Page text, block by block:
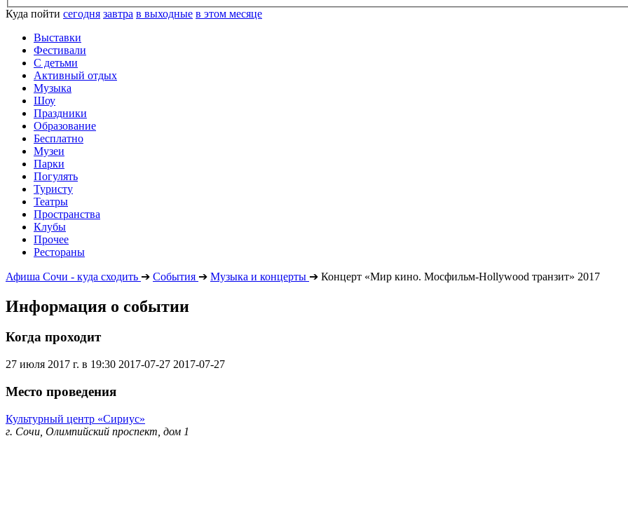
Куда пойти сегодня завтра в выходные в этом месяце
Выставки
Фестивали
С детьми
Активный отдых
Музыка
Шоу
Праздники
Образование
Бесплатно
Музеи
Парки
Погулять
Туристу
Театры
Пространства
Клубы
Прочее
Рестораны
Афиша Сочи - куда сходить ➔ События ➔ Музыка и концерты ➔ Концерт «Мир кино. Мосфильм-Hollywood транзит» 2017
Информация о событии
Когда проходит
27 июля 2017 г. в 19:30 2017-07-27 2017-07-27
Место проведения
Культурный центр «Сириус»
г. Сочи, Олимпийский проспект, дом 1